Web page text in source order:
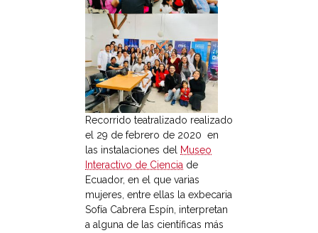
Recorrido teatralizado realizado
el 29 de febrero de 2020 en
las instalaciones del Museo
Interactivo de Ciencia de
Ecuador, en el que varias
mujeres, entre ellas la exbecaria
Sofía Cabrera Espín, interpretan
a alguna de las científicas más